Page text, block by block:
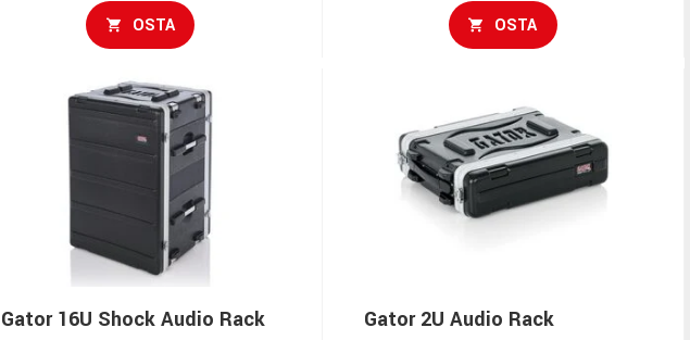
OSTA OSTA
Gator 16U Shock Audio Rack Gator 2U Audio Rack